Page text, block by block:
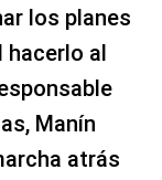
los planes
hacerlo al
Manín
atrás